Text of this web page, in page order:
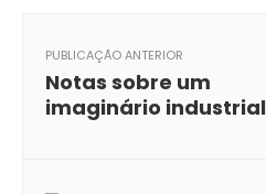
PUBLICAÇÃO ANTERIOR
Notas sobre um
imaginário